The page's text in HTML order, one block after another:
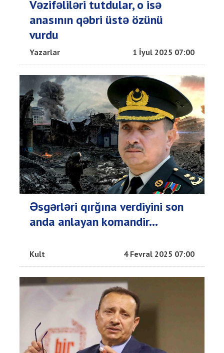
Vəzifəliləri tutdular, o isə
anasının qəbri üstə özünü
vurdu
Yazarlar 1 İyul 2025 07:00
Əsgərləri qırğına verdiyini son
anda anlayan komandir...
Kult 4 Fevral 2025 07:00